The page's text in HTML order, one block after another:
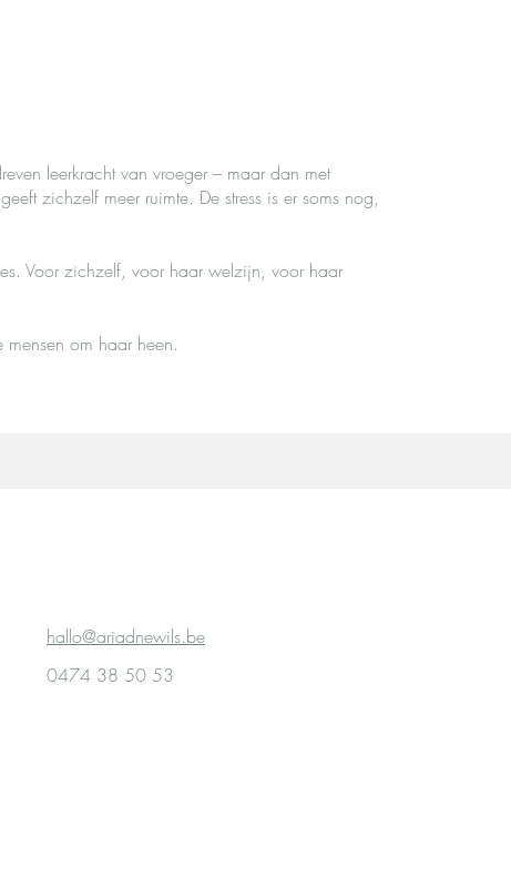
leerkracht van vroeger – maar dan met
zichzelf meer ruimte. De stress is er soms nog,
Voor zichzelf, voor haar welzijn, voor haar
om haar heen.
hallo@ariadnewils.be
0474 38 50 53